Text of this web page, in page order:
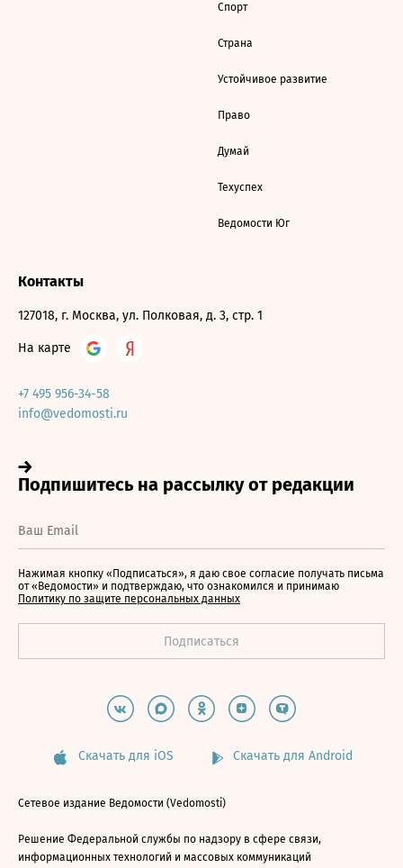
Спорт
Страна
Устойчивое развитие
Право
Думай
Техуспех
Ведомости Юг
Контакты
127018, г. Москва, ул. Полковая, д. 3, стр. 1
На карте
+7 495 956-34-58
info@vedomosti.ru
Нажимая кнопку «Подписаться», я даю свое согласие получать письма
от «Ведомости» и подтверждаю, что ознакомился и принимаю
Политику по защите персональных данных
Скачать для iOS Скачать для Android
Сетевое издание Ведомости (Vedomosti)
Решение Федеральной службы по надзору в сфере связи,
информационных технологий и массовых коммуникаций